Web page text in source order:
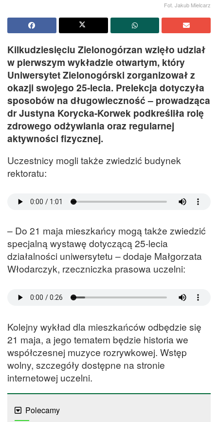
Fot. Jakub Mielcarz
Kilkudziesięciu Zielonogórzan wzięło udział
w pierwszym wykładzie otwartym, który
Uniwersytet Zielonogórski zorganizował z
okazji swojego 25-lecia. Prelekcja dotyczyła
sposobów na długowieczność – prowadząca
dr Justyna Korycka-Korwek podkreśliła rolę
zdrowego odżywiania oraz regularnej
aktywności fizycznej.
Uczestnicy mogli także zwiedzić budynek
rektoratu:
– Do 21 maja mieszkańcy mogą także zwiedzić
specjalną wystawę dotyczącą 25-lecia
działalności uniwersytetu – dodaje Małgorzata
Włodarczyk, rzeczniczka prasowa uczelni:
Kolejny wykład dla mieszkańców odbędzie się
21 maja, a jego tematem będzie historia we
współczesnej muzyce rozrywkowej. Wstęp
wolny, szczegóły dostępne na stronie
internetowej uczelni.
Polecamy